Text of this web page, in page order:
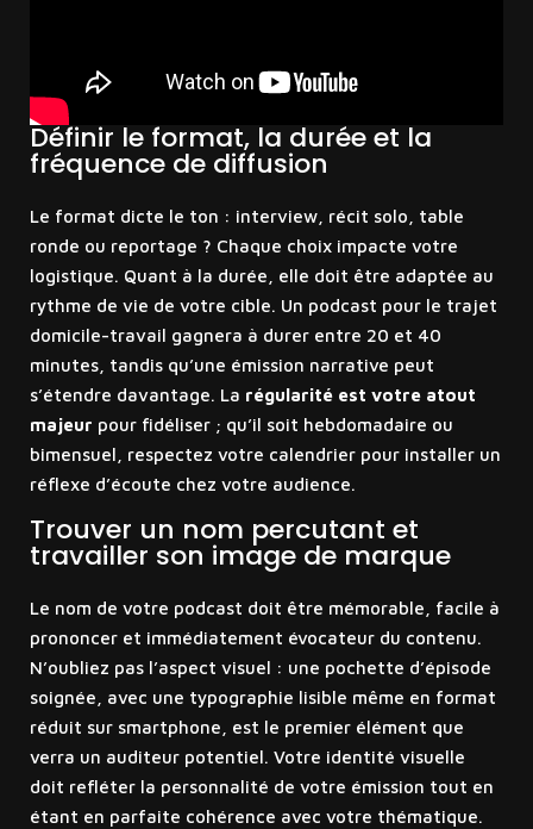
Définir le format, la durée et la
fréquence de diffusion
Le format dicte le ton : interview, récit solo, table
ronde ou reportage ? Chaque choix impacte votre
logistique. Quant à la durée, elle doit être adaptée au
rythme de vie de votre cible. Un podcast pour le trajet
domicile-travail gagnera à durer entre 20 et 40
minutes, tandis qu’une émission narrative peut
s’étendre davantage. La régularité est votre atout
majeur pour fidéliser ; qu’il soit hebdomadaire ou
bimensuel, respectez votre calendrier pour installer un
réflexe d’écoute chez votre audience.
Trouver un nom percutant et
travailler son image de marque
Le nom de votre podcast doit être mémorable, facile à
prononcer et immédiatement évocateur du contenu.
N’oubliez pas l’aspect visuel : une pochette d’épisode
soignée, avec une typographie lisible même en format
réduit sur smartphone, est le premier élément que
verra un auditeur potentiel. Votre identité visuelle
doit refléter la personnalité de votre émission tout en
étant en parfaite cohérence avec votre thématique.